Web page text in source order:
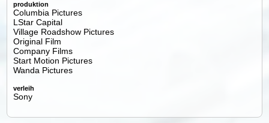
produktion
Columbia Pictures
LStar Capital
Village Roadshow Pictures
Original Film
Company Films
Start Motion Pictures
Wanda Pictures
verleih
Sony